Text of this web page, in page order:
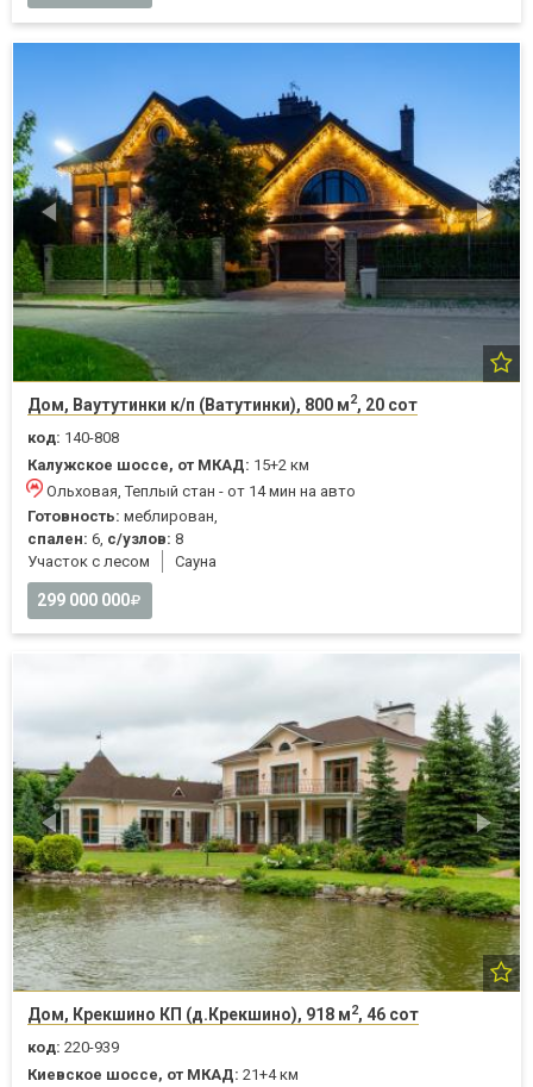
Дом, Ваутутинки к/п (Ватутинки), 800 м2, 20 сот
код: 140-808
Калужское шоссе, от МКАД: 15+2 км
Ольховая, Теплый стан - от 14 мин на авто
Готовность: меблирован,
спален: 6, с/узлов: 8
Участок с лесом
Cауна
299 000 000
Дом, Крекшино КП (д.Крекшино), 918 м2, 46 сот
код: 220-939
Киевское шоссе, от МКАД: 21+4 км